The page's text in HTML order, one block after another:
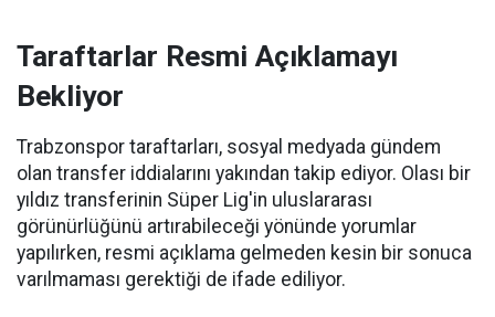
Taraftarlar Resmi Açıklamayı
Bekliyor
Trabzonspor taraftarları, sosyal medyada gündem
olan transfer iddialarını yakından takip ediyor. Olası bir
yıldız transferinin Süper Lig'in uluslararası
görünürlüğünü artırabileceği yönünde yorumlar
yapılırken, resmi açıklama gelmeden kesin bir sonuca
varılmaması gerektiği de ifade ediliyor.